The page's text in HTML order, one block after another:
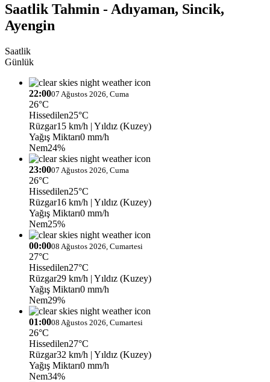
Saatlik Tahmin - Adıyaman, Sincik,
Ayengin
Saatlik
Günlük
22:0007 Ağustos 2026, Cuma
26°C
Hissedilen25°C
Rüzgar15 km/h | Yıldız (Kuzey)
Yağış Miktarı0 mm/h
Nem24%
23:0007 Ağustos 2026, Cuma
26°C
Hissedilen25°C
Rüzgar16 km/h | Yıldız (Kuzey)
Yağış Miktarı0 mm/h
Nem25%
00:0008 Ağustos 2026, Cumartesi
27°C
Hissedilen27°C
Rüzgar29 km/h | Yıldız (Kuzey)
Yağış Miktarı0 mm/h
Nem29%
01:0008 Ağustos 2026, Cumartesi
26°C
Hissedilen27°C
Rüzgar32 km/h | Yıldız (Kuzey)
Yağış Miktarı0 mm/h
Nem34%